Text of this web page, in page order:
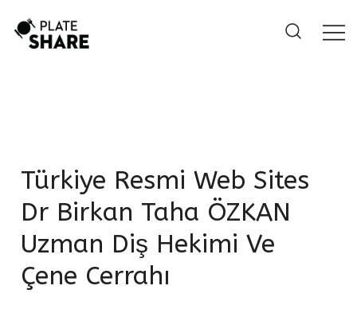
Türkiye Resmi Web Sites
Dr Birkan Taha ÖZKAN
Uzman Diş Hekimi Ve
Çene Cerrahı